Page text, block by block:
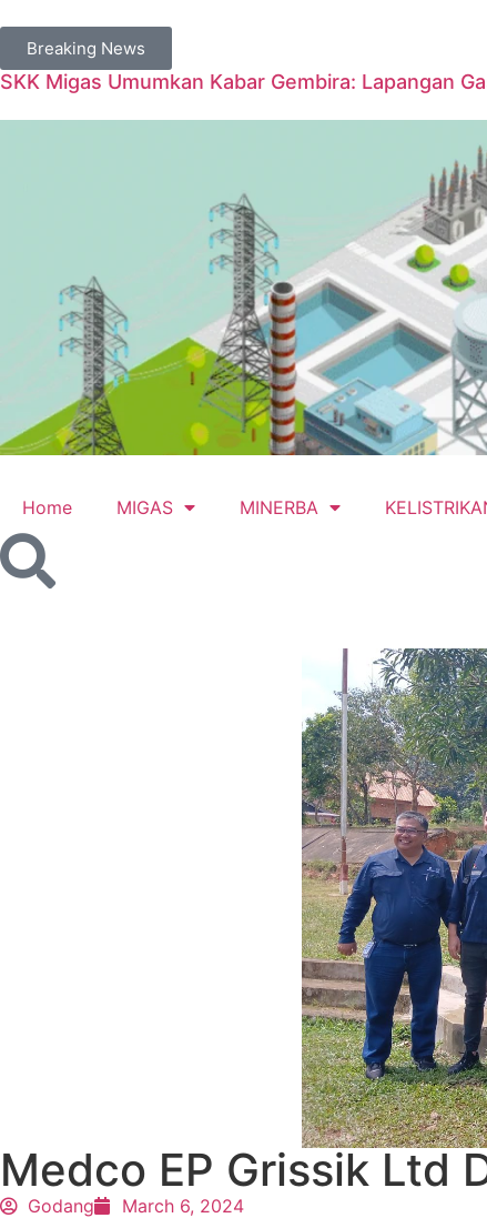
Breaking News
SKK Migas Umumkan Kabar Gembira: Lapangan
Home MIGAS MINERBA
Medco EP Grissik Ltd
Godang March 6, 2024